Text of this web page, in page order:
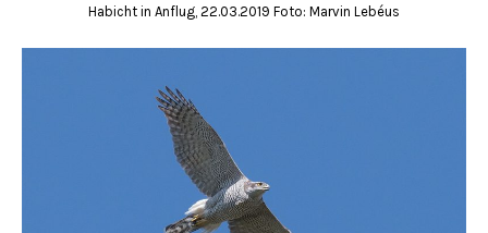
Habicht in Anflug, 22.03.2019 Foto: Marvin Lebéus